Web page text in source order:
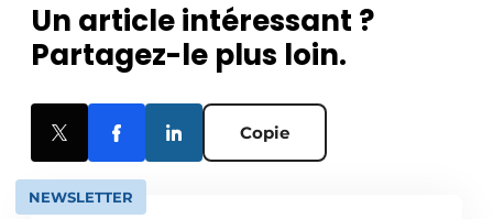
Un article intéressant ?
Partagez-le plus loin.
Copie
NEWSLETTER